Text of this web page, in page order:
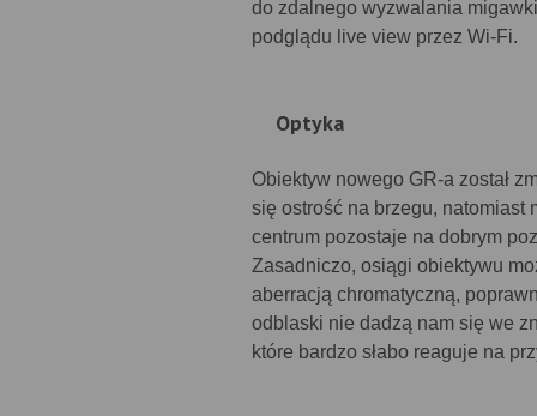
do zdalnego wyzwalania
podglądu live view przez Wi-Fi.
Optyka
Obiektyw nowego GR-a został
się ostrość na brzegu, natomiast
centrum pozostaje na dobrym
Zasadniczo, osiągi obiektywu
aberracją chromatyczną,
odblaski nie dadzą nam się we
które bardzo słabo reaguje na